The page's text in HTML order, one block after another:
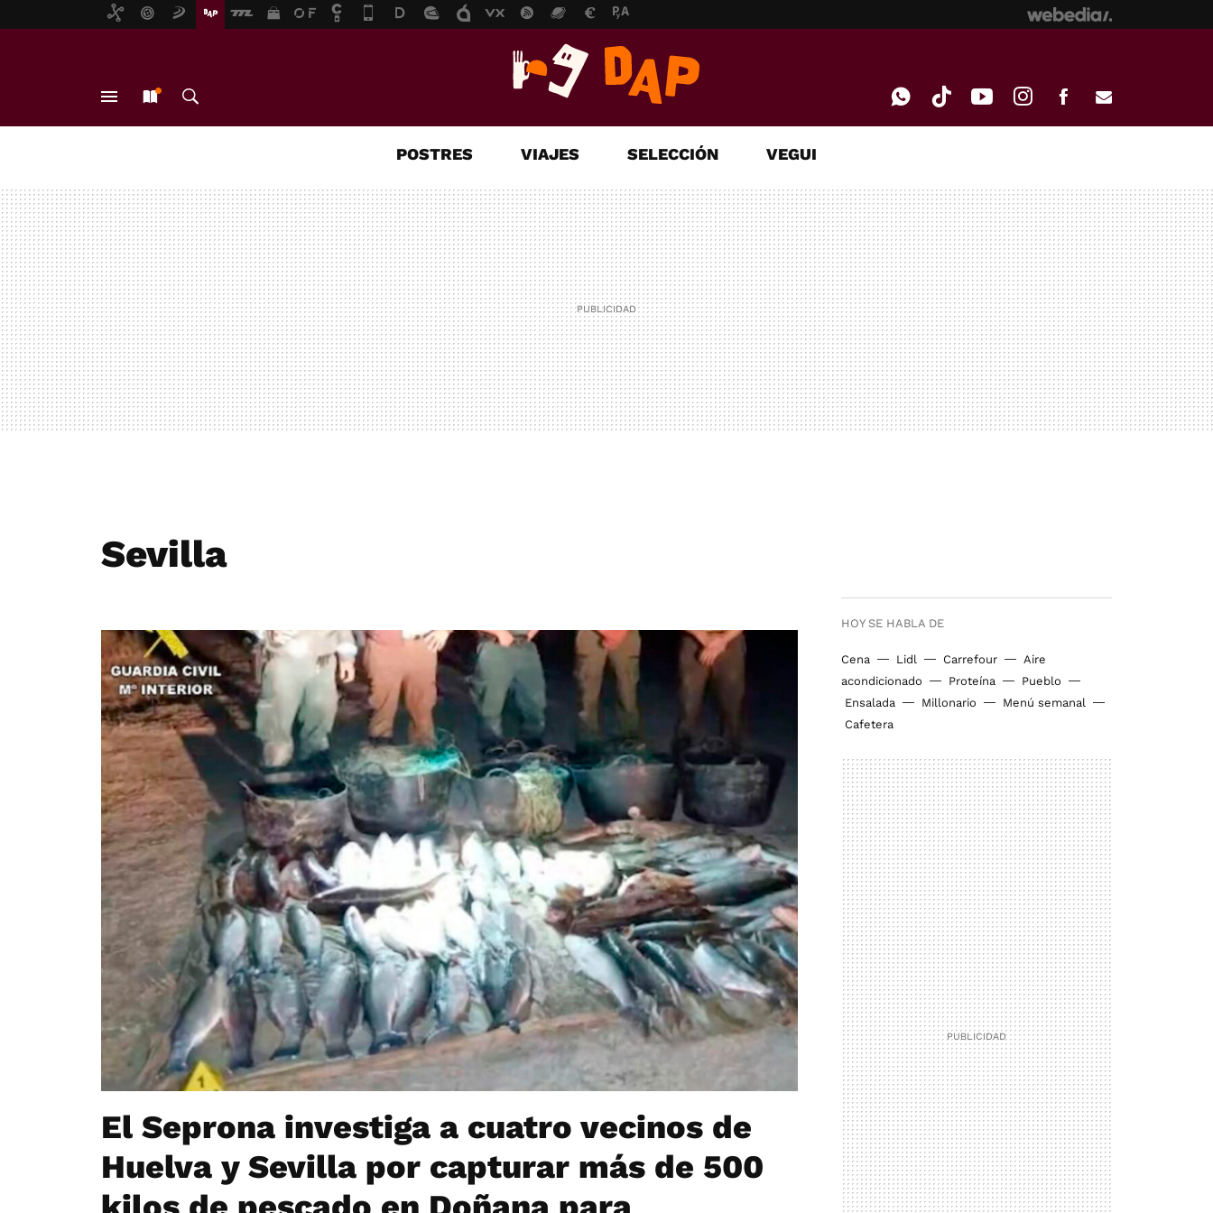
MAIL
POSTRES VIAJES SELECCIÓN VEGUI
Sevilla
HOY SE HABLA DE
Cena Lidl Carrefour
Aire
acondicionado
Proteína
Pueblo
Ensalada
Millonario
Menú semanal
Cafetera
El Seprona investiga a cuatro vecinos de
Huelva y Sevilla por capturar más de 500